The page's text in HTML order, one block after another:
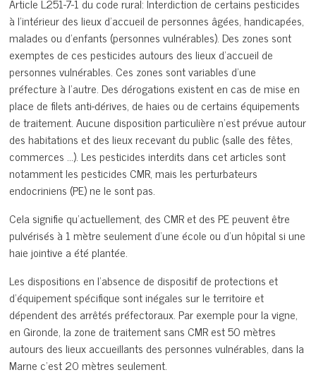
Article L251-7-1 du code rural: Interdiction de certains pesticides
à l’intérieur des lieux d’accueil de personnes âgées, handicapées,
malades ou d’enfants (personnes vulnérables). Des zones sont
exemptes de ces pesticides autours des lieux d’accueil de
personnes vulnérables. Ces zones sont variables d’une
préfecture à l’autre. Des dérogations existent en cas de mise en
place de filets anti-dérives, de haies ou de certains équipements
de traitement. Aucune disposition particulière n’est prévue autour
des habitations et des lieux recevant du public (salle des fêtes,
commerces …). Les pesticides interdits dans cet articles sont
notamment les pesticides CMR, mais les perturbateurs
endocriniens (PE) ne le sont pas.
Cela signifie qu’actuellement, des CMR et des PE peuvent être
pulvérisés à 1 mètre seulement d’une école ou d’un hôpital si une
haie jointive a été plantée.
Les dispositions en l’absence de dispositif de protections et
d’équipement spécifique sont inégales sur le territoire et
dépendent des arrêtés préfectoraux. Par exemple pour la vigne,
en Gironde, la zone de traitement sans CMR est 50 mètres
autours des lieux accueillants des personnes vulnérables, dans la
Marne c’est 20 mètres seulement.